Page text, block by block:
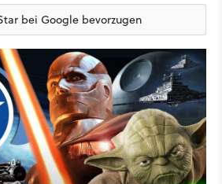
bei Google bevorzugen